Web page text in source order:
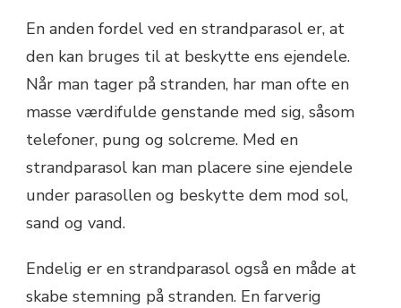
En anden fordel ved en strandparasol er, at
den kan bruges til at beskytte ens ejendele.
Når man tager på stranden, har man ofte en
masse værdifulde genstande med sig, såsom
telefoner, pung og solcreme. Med en
strandparasol kan man placere sine ejendele
under parasollen og beskytte dem mod sol,
sand og vand.
Endelig er en strandparasol også en måde at
skabe stemning på stranden. En farverig